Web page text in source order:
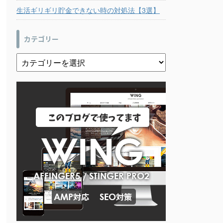
生活ギリギリ貯金できない時の対処法【3選】
カテゴリー